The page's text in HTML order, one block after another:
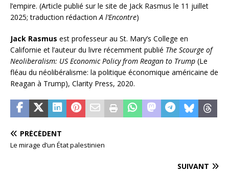
l’empire. (Article publié sur le site de Jack Rasmus le 11 juillet
2025; traduction rédactionA l’Encontre)
Jack Rasmus est professeur au St. Mary’s College en
Californie et l’auteur du livre récemment publié The Scourge of
Neoliberalism: US Economic Policy from Reagan to Trump (Le
fléau du néolibéralisme: la politique économique américaine de
Reagan à Trump), Clarity Press, 2020.
PRÉCÉDENT
Le mirage d’un État palestinien
SUIVANT